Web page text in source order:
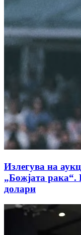
Излегува на
„Божјата
долари